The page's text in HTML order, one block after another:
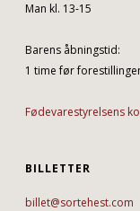
Man kl. 13-15
Barens åbningstid:
1 time før
Fødevarestyrelsens
BILLETTER
billet@sortehest.com